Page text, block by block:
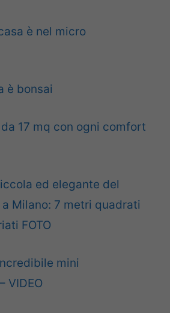
è nel micro
è bonsai
17 mq con ogni comfort
ed elegante del
Milano: 7 metri quadrati
FOTO
mini
VIDEO